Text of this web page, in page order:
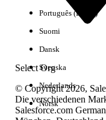
Select Org
Português (Brasil)
Suomi
Dansk
Svenska
Nederlands
Norsk
© Copyright 2026,
Die verschiedenen
Salesforce.com